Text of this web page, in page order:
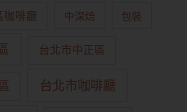
咖啡廳 中深焙 包裝
台北市中正區
台北市咖啡廳